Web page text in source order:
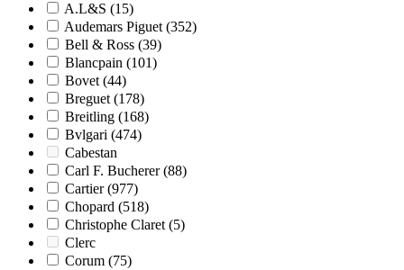
A.L&S (15)
Audemars Piguet (352)
Bell & Ross (39)
Blancpain (101)
Bovet (44)
Breguet (178)
Breitling (168)
Bvlgari (474)
Cabestan
Carl F. Bucherer (88)
Cartier (977)
Chopard (518)
Christophe Claret (5)
Clerc
Corum (75)